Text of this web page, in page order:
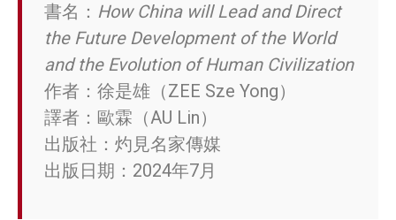
書名： How China will Lead and Direct
the Future Development of the World
and the Evolution of Human Civilization
作者：徐是雄（ZEE Sze Yong）
譯者：歐霖（AU Lin）
出版社：灼見名家傳媒
出版日期：2024年7月